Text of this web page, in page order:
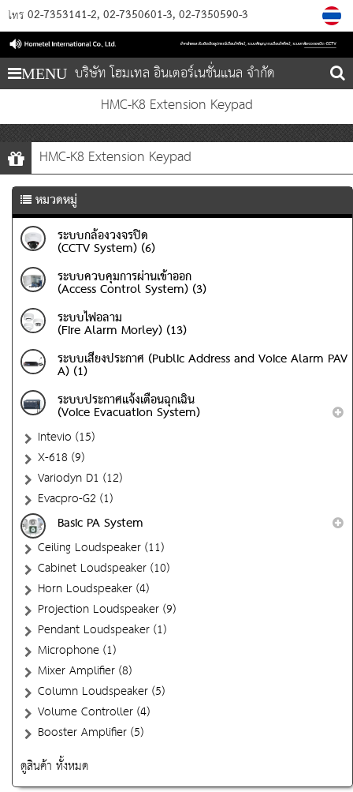
โทร 02-7353141-2 02-7350601-3 02-7350590-3
MENU บริษัท โฮมเทล อินเตอร์เนชั่นแนล จำกัด
HMC-K8 Extension Keypad
HMC-K8 Extension Keypad
หมวดหมู่
ระบบกล้องวงจรปิด
(CCTV System) (6)
ระบบควบคุมการผ่านเข้าออก
(Access Control System) (3)
ระบบไฟอลาม
(Fire Alarm Morley) (13)
ระบบเสียงประกาศ (Public Address and Voice Alarm PAV
A) (1)
ระบบประกาศแจ้งเตือนฉุกเฉิน
(Voice Evacuation System)
Intevio (15)
X-618 (9)
Variodyn D1 (12)
Evacpro-G2 (1)
Basic PA System
Ceiling Loudspeaker (11)
Cabinet Loudspeaker (10)
Horn Loudspeaker (4)
Projection Loudspeaker (9)
Pendant Loudspeaker (1)
Microphone (1)
Mixer Amplifier (8)
Column Loudspeaker (5)
Volume Controller (4)
Booster Amplifier (5)
ดูสินค้า ทั้งหมด